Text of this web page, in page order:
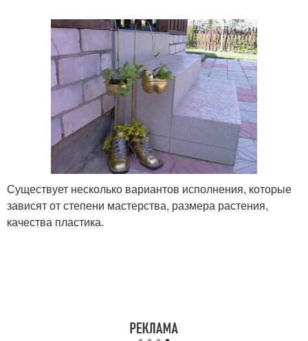
Существует несколько вариантов исполнения, которые
зависят от степени мастерства, размера растения,
качества пластика.